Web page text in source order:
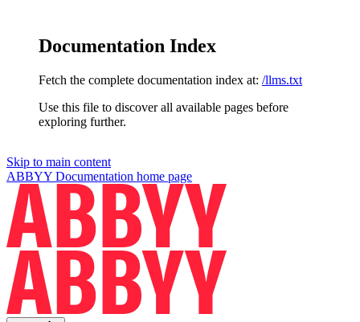
Documentation Index
Fetch the complete documentation index at: /llms.txt
Use this file to discover all available pages before
exploring further.
Skip to main content
ABBYY Documentation home page